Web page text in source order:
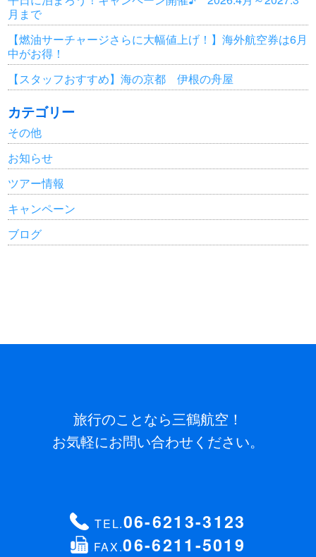
月まで
【燃油サーチャージさらに大幅値上げ！】海外航空券は6月
中がお得！
【スタッフおすすめ】海の京都 伊根の舟屋
カテゴリー
その他
お知らせ
ツアー情報
キャンペーン
ブログ
旅行のことなら三鶴航空！
お気軽にお問い合わせください。
TEL.06-6213-3123
FAX.06-6211-5019